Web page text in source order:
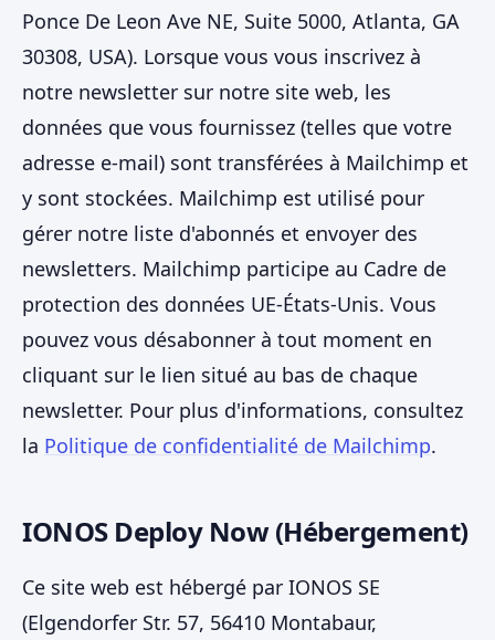
Ponce De Leon Ave NE, Suite 5000, Atlanta, GA
30308, USA). Lorsque vous vous inscrivez à
notre newsletter sur notre site web, les
données que vous fournissez (telles que votre
adresse e-mail) sont transférées à Mailchimp et
y sont stockées. Mailchimp est utilisé pour
gérer notre liste d'abonnés et envoyer des
newsletters. Mailchimp participe au Cadre de
protection des données UE-États-Unis. Vous
pouvez vous désabonner à tout moment en
cliquant sur le lien situé au bas de chaque
newsletter. Pour plus d'informations, consultez
la Politique de confidentialité de Mailchimp.
IONOS Deploy Now (Hébergement)
Ce site web est hébergé par IONOS SE
(Elgendorfer Str. 57, 56410 Montabaur,